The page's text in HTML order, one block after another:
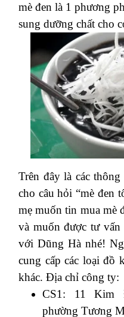
mè đen là 1 phương
sung dưỡng chất cho
Trên đây là các
cho câu hỏi “mè đen
mẹ muốn tin mua mè
và muốn được tư
với Dũng Hà nhé!
cung cấp các loại đồ
khác. Địa chỉ công ty:
CS1: 11 Kim
phường Tương